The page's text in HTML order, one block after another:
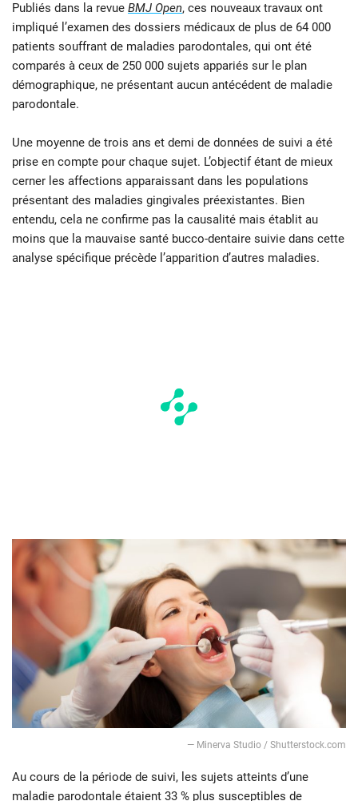
Publiés dans la revue BMJ Open, ces nouveaux travaux ont
impliqué l’examen des dossiers médicaux de plus de 64 000
patients souffrant de maladies parodontales, qui ont été
comparés à ceux de 250 000 sujets appariés sur le plan
démographique, ne présentant aucun antécédent de maladie
parodontale.
Une moyenne de trois ans et demi de données de suivi a été
prise en compte pour chaque sujet. L’objectif étant de mieux
cerner les affections apparaissant dans les populations
présentant des maladies gingivales préexistantes. Bien
entendu, cela ne confirme pas la causalité mais établit au
moins que la mauvaise santé bucco-dentaire suivie dans cette
analyse spécifique précède l’apparition d’autres maladies.
— Minerva Studio / Shutterstock.com
Au cours de la période de suivi, les sujets atteints d’une
maladie parodontale étaient 33 % plus susceptibles de